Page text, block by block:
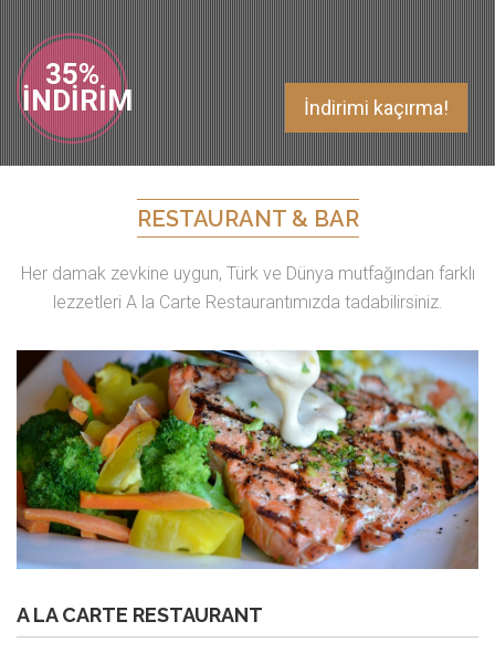
35%
İNDİRİM
İndirimi kaçırma!
RESTAURANT & BAR
Her damak zevkine uygun, Türk ve Dünya mutfağından farklı
lezzetleri A la Carte Restaurantımızda tadabilirsiniz.
A LA CARTE RESTAURANT